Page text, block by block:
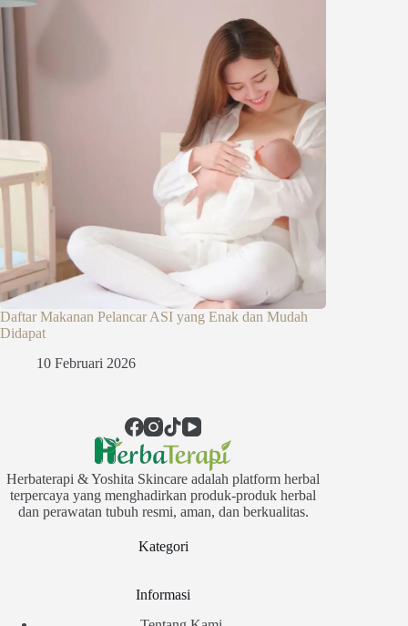
Daftar Makanan Pelancar ASI yang Enak dan Mudah
Didapat
10 Februari 2026
Herbaterapi & Yoshita Skincare adalah platform herbal
terpercaya yang menghadirkan produk-produk herbal
dan perawatan tubuh resmi, aman, dan berkualitas.
Kategori
Informasi